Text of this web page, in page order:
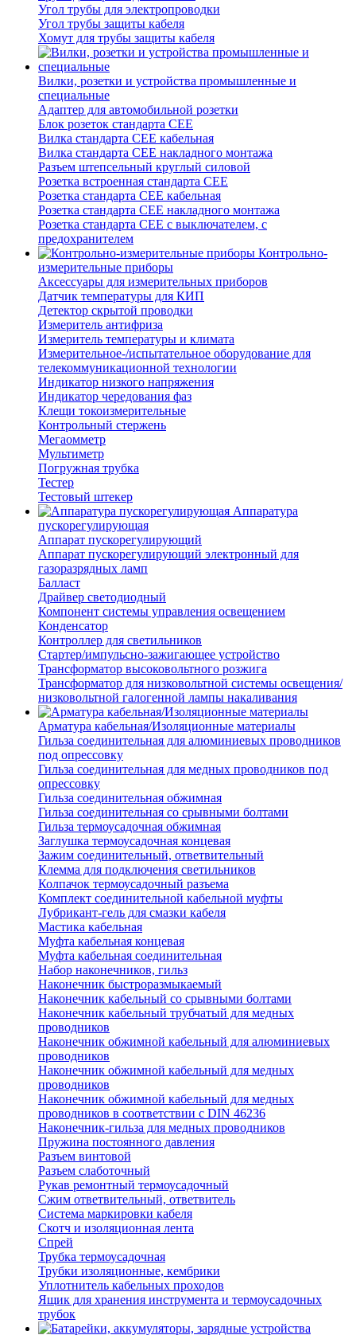
Угол трубы для электропроводки
Угол трубы защиты кабеля
Хомут для трубы защиты кабеля
Вилки, розетки и устройства промышленные и
специальные
Адаптер для автомобильной розетки
Блок розеток стандарта CEE
Вилка стандарта CEE кабельная
Вилка стандарта CEE накладного монтажа
Разъем штепсельный круглый силовой
Розетка встроенная стандарта CEE
Розетка стандарта СЕЕ кабельная
Розетка стандарта СЕЕ накладного монтажа
Розетка стандарта СЕЕ с выключателем, с
предохранителем
Контрольно-
измерительные приборы
Аксессуары для измерительных приборов
Датчик температуры для КИП
Детектор скрытой проводки
Измеритель антифриза
Измеритель температуры и климата
Измерительное-/испытательное оборудование для
телекоммуникационной технологии
Индикатор низкого напряжения
Индикатор чередования фаз
Клещи токоизмерительные
Контрольный стержень
Мегаомметр
Мультиметр
Погружная трубка
Тестер
Тестовый штекер
Аппаратура
пускорегулирующая
Аппарат пускорегулирующий
Аппарат пускорегулирующий электронный для
газоразрядных ламп
Балласт
Драйвер светодиодный
Компонент системы управления освещением
Конденсатор
Контроллер для светильников
Стартер/импульсно-зажигающее устройство
Трансформатор высоковольтного розжига
Трансформатор для низковольтной системы освещения/
низковольтной галогенной лампы накаливания
Арматура кабельная/Изоляционные материалы
Гильза соединительная для алюминиевых проводников
под опрессовку
Гильза соединительная для медных проводников под
опрессовку
Гильза соединительная обжимная
Гильза соединительная со срывными болтами
Гильза термоусадочная обжимная
Заглушка термоусадочная концевая
Зажим соединительный, ответвительный
Клемма для подключения светильников
Колпачок термоусадочный разъема
Комплект соединительной кабельной муфты
Лубрикант-гель для смазки кабеля
Мастика кабельная
Муфта кабельная концевая
Муфта кабельная соединительная
Набор наконечников, гильз
Наконечник быстроразмыкаемый
Наконечник кабельный со срывными болтами
Наконечник кабельный трубчатый для медных
проводников
Наконечник обжимной кабельный для алюминиевых
проводников
Наконечник обжимной кабельный для медных
проводников
Наконечник обжимной кабельный для медных
проводников в соответствии с DIN 46236
Наконечник-гильза для медных проводников
Пружина постоянного давления
Разъем винтовой
Разъем слаботочный
Рукав ремонтный термоусадочный
Сжим ответвительный, ответвитель
Система маркировки кабеля
Скотч и изоляционная лента
Спрей
Трубка термоусадочная
Трубки изоляционные, кембрики
Уплотнитель кабельных проходов
Ящик для хранения инструмента и термоусадочных
трубок